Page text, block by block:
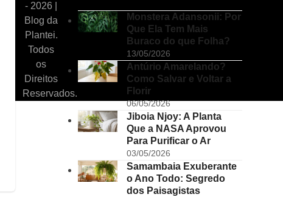
Monstera Adansonii: Por
Que Ela Tem Mais
Buraco do que Folha?
13/05/2026
Antúrio Amarelando?
Como Salvar e Voltar a
Florir
06/05/2026
Jiboia Njoy: A Planta
Que a NASA Aprovou
Para Purificar o Ar
03/05/2026
Samambaia Exuberante
o Ano Todo: Segredo
dos Paisagistas
- 2026 |
Blog da
Plantei.
Todos
os
Direitos
Reservados.